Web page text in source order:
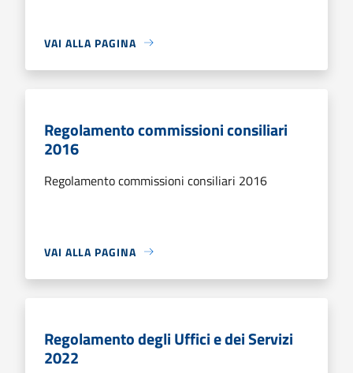
VAI ALLA PAGINA
Regolamento commissioni consiliari
2016
Regolamento commissioni consiliari 2016
VAI ALLA PAGINA
Regolamento degli Uffici e dei Servizi
2022